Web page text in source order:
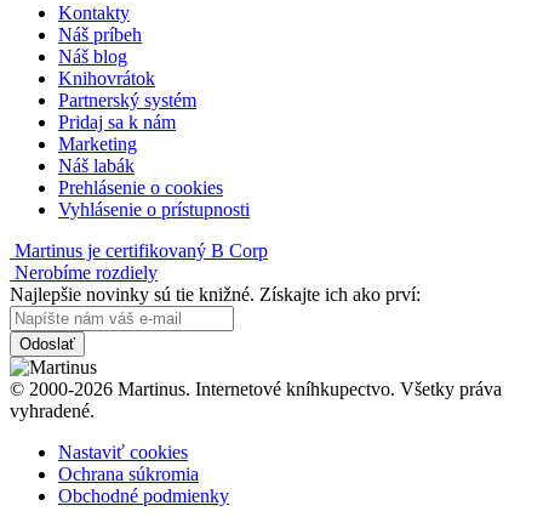
Kontakty
Náš príbeh
Náš blog
Knihovrátok
Partnerský systém
Pridaj sa k nám
Marketing
Náš labák
Prehlásenie o cookies
Vyhlásenie o prístupnosti
Martinus je certifikovaný B Corp
Nerobíme rozdiely
Najlepšie novinky sú tie knižné. Získajte ich ako prví:
Odoslať
© 2000-2026 Martinus. Internetové kníhkupectvo. Všetky práva
vyhradené.
Nastaviť cookies
Ochrana súkromia
Obchodné podmienky